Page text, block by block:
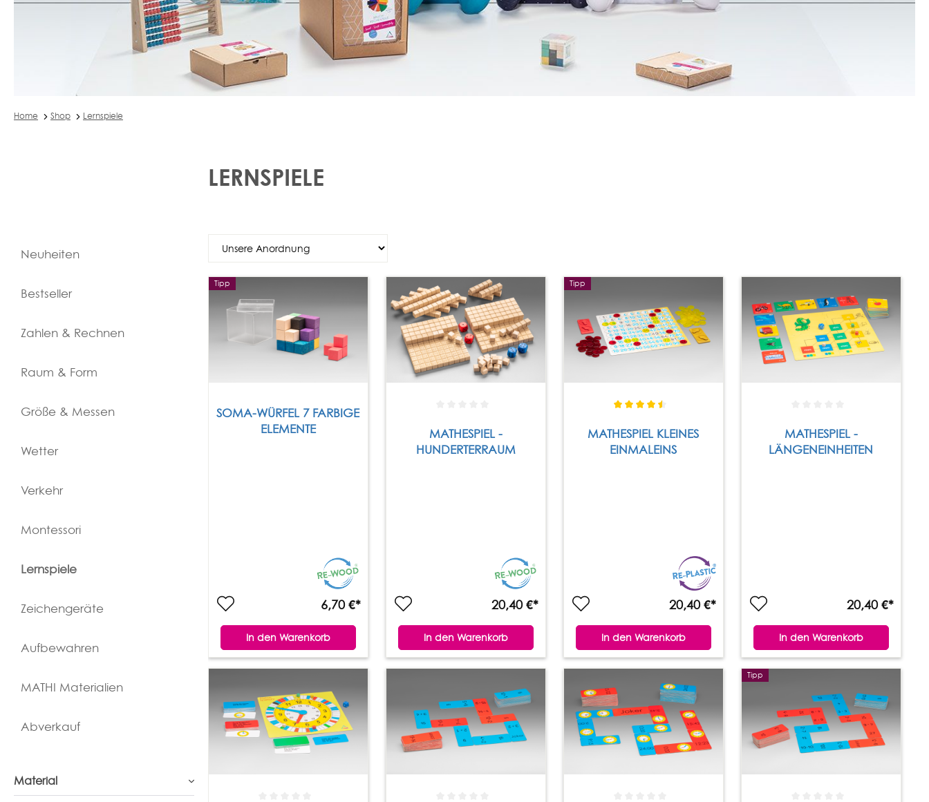
Home Shop Lernspiele
LERNSPIELE
Neuheiten
Bestseller
Zahlen & Rechnen
Raum & Form
Größe & Messen
Wetter
Verkehr
Montessori
Lernspiele
Zeichengeräte
Aufbewahren
MATHI Materialien
Abverkauf
Material
Tipp
SOMA-WÜRFEL 7 FARBIGE
ELEMENTE
6,70 €*
In den Warenkorb
MATHESPIEL -
HUNDERTERRAUM
20,40 €*
In den Warenkorb
Tipp
MATHESPIEL KLEINES
EINMALEINS
20,40 €*
In den Warenkorb
MATHESPIEL -
LÄNGENEINHEITEN
20,40 €*
In den Warenkorb
Tipp